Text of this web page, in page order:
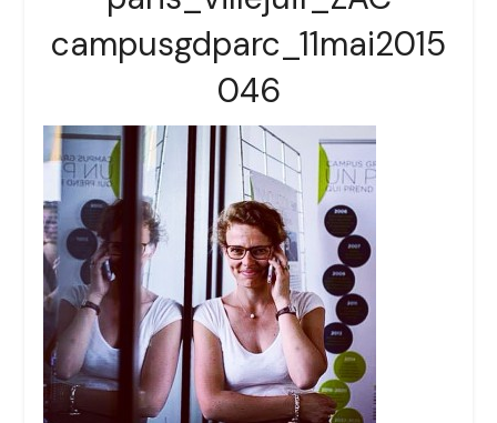
campusgdparc_11mai2015
046